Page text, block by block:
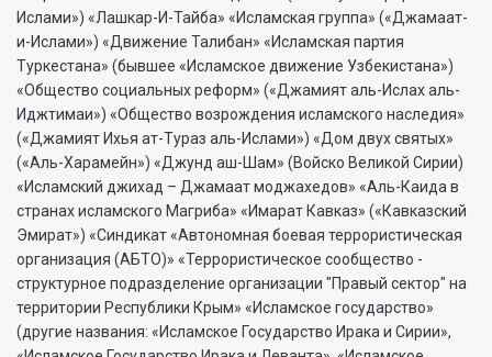
Ислами») «Лашкар-И-Тайба» «Исламская группа» («Джамаат-
и-Ислами») «Движение Талибан» «Исламская партия
Туркестана» (бывшее «Исламское движение Узбекистана»)
«Общество социальных реформ» («Джамият аль-Ислах аль-
Иджтимаи») «Общество возрождения исламского наследия»
(«Джамият Ихья ат-Тураз аль-Ислами») «Дом двух святых»
(«Аль-Харамейн») «Джунд аш-Шам» (Войско Великой Сирии)
«Исламский джихад – Джамаат моджахедов» «Аль-Каида в
странах исламского Магриба» «Имарат Кавказ» («Кавказский
Эмират») «Синдикат «Автономная боевая террористическая
организация (АБТО)» «Террористическое сообщество -
структурное подразделение организации "Правый сектор" на
территории Республики Крым» «Исламское государство»
(другие названия: «Исламское Государство Ирака и Сирии»,